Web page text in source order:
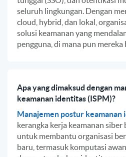
seluruh lingkungan. Dengan
cloud, hybrid, dan lokal,
solusi keamanan yang
pengguna, di mana pun mereka
Apa yang dimaksud dengan
keamanan identitas (ISPM)?
Manajemen postur keamanan
kerangka kerja keamanan siber
untuk membantu organisasi
baru, termasuk komputasi